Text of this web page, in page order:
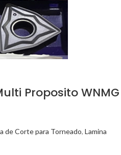
Proposito WNMG
de Corte para Torneado, Lamina